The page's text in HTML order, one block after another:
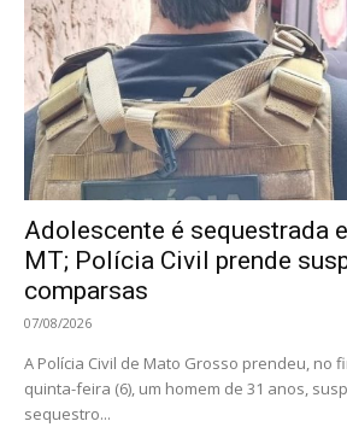
Adolescente é sequestrada
MT; Polícia Civil prende
comparsas
07/08/2026
A Polícia Civil de Mato Grosso prendeu, no
quinta-feira (6), um homem de 31 anos,
sequestro...